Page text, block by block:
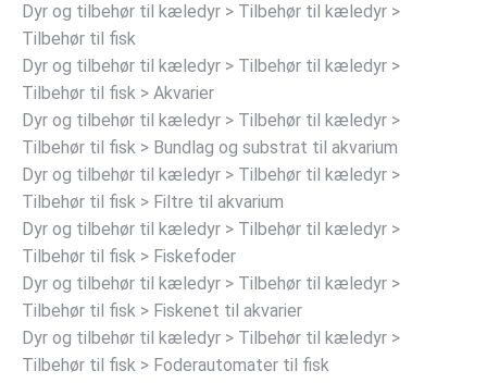
Dyr og tilbehør til kæledyr > Tilbehør til kæledyr >
Tilbehør til fisk
Dyr og tilbehør til kæledyr > Tilbehør til kæledyr >
Tilbehør til fisk > Akvarier
Dyr og tilbehør til kæledyr > Tilbehør til kæledyr >
Tilbehør til fisk > Bundlag og substrat til akvarium
Dyr og tilbehør til kæledyr > Tilbehør til kæledyr >
Tilbehør til fisk > Filtre til akvarium
Dyr og tilbehør til kæledyr > Tilbehør til kæledyr >
Tilbehør til fisk > Fiskefoder
Dyr og tilbehør til kæledyr > Tilbehør til kæledyr >
Tilbehør til fisk > Fiskenet til akvarier
Dyr og tilbehør til kæledyr > Tilbehør til kæledyr >
Tilbehør til fisk > Foderautomater til fisk